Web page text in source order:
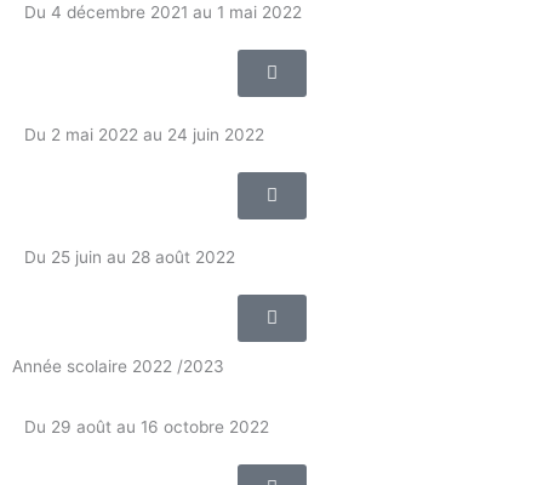
Du 4 décembre 2021 au 1 mai 2022
Du 2 mai 2022 au 24 juin 2022
Du 25 juin au 28 août 2022
Année scolaire 2022 /2023
Du 29 août au 16 octobre 2022